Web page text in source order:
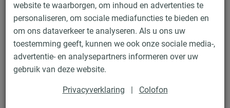
website te waarborgen, om inhoud en advertenties te
personaliseren, om sociale mediafuncties te bieden en
om ons dataverkeer te analyseren. Als u ons uw
toestemming geeft, kunnen we ook onze sociale media-,
advertentie- en analysepartners informeren over uw
gebruik van deze website.
Privacyverklaring | Colofon
Producten Bevestigingstechniek
Zware leidingbevestiging
Vastpunt en Glijbevestigingen voor zware leidingbevestiging
Vastpuntbeugels Type 170 FL
3 / 8